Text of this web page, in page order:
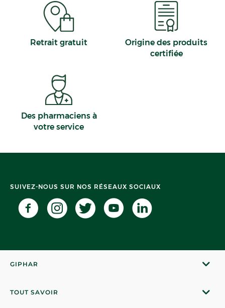
Retrait gratuit
Origine des produits
certifiée
Des pharmaciens à
votre service
SUIVEZ-NOUS SUR NOS RÉSEAUX SOCIAUX
GIPHAR
TOUT SAVOIR